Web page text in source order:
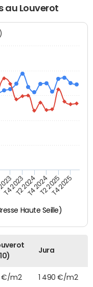
au Louverot
Haute Seille)
T4 2023T2 2024T4 2024T2 2025T4 2025
Jura
€/m2 1 490 €/m2